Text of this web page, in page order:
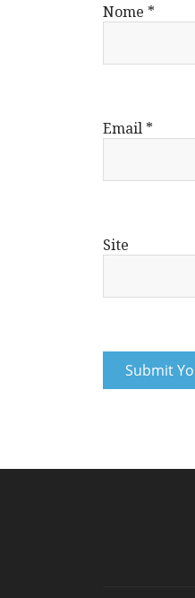
Nome *
Email *
Site